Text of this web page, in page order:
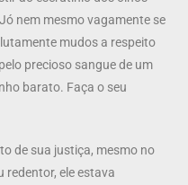
nem mesmo vagamente se
mudos a respeito
precioso sangue de um
barato. Faça o seu
de sua justiça, mesmo no
redentor, ele estava